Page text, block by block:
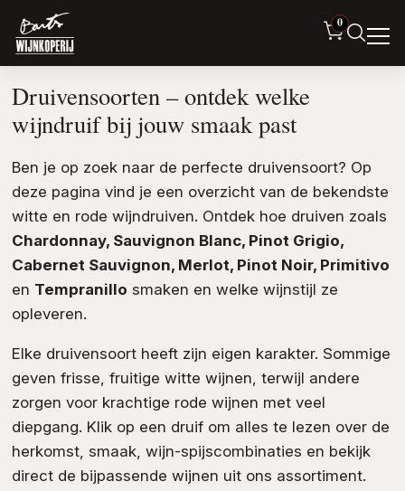
0
Druivensoorten – ontdek welke
wijndruif bij jouw smaak past
Ben je op zoek naar de perfecte druivensoort? Op
deze pagina vind je een overzicht van de bekendste
witte en rode wijndruiven. Ontdek hoe druiven zoals
Chardonnay, Sauvignon Blanc, Pinot Grigio,
Cabernet Sauvignon, Merlot, Pinot Noir, Primitivo
en Tempranillo smaken en welke wijnstijl ze
opleveren.
Elke druivensoort heeft zijn eigen karakter. Sommige
geven frisse, fruitige witte wijnen, terwijl andere
zorgen voor krachtige rode wijnen met veel
diepgang. Klik op een druif om alles te lezen over de
herkomst, smaak, wijn-spijscombinaties en bekijk
direct de bijpassende wijnen uit ons assortiment.